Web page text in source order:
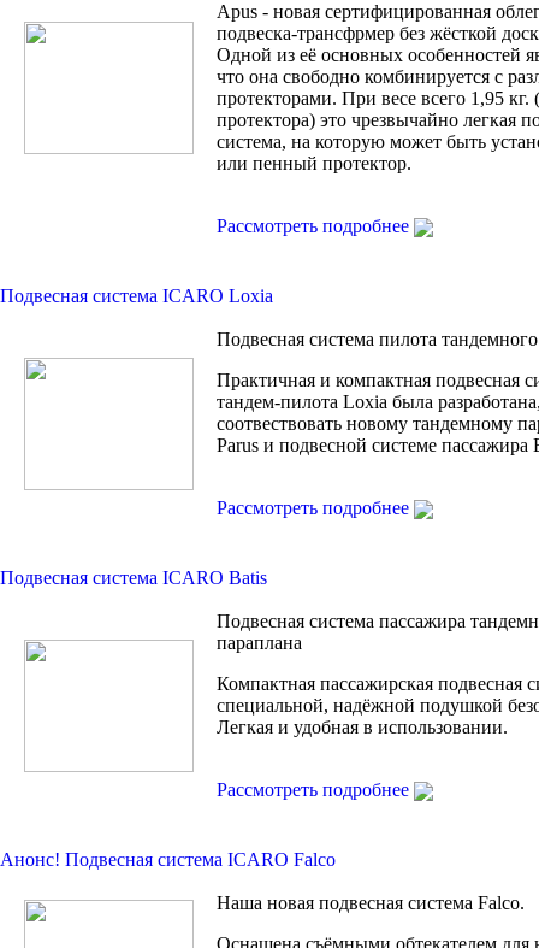
Apus - новая сертифицированная
подвеска-трансфрмер без жёсткой
Одной из её основных особенностей
что она свободно комбинируется с
протекторами. При весе всего 1,95 кг.
протектора) это чрезвычайно легкая
система, на которую может быть
или пенный протектор.
Рассмотреть подробнее
Подвесная система ICARO Loxia
Подвесная система пилота
Практичная и компактная подвесная
тандем-пилота Loxia была
соотвествовать новому тандемному
Parus и подвесной системе пассажира
Рассмотреть подробнее
Подвесная система ICARO Batis
Подвесная система пассажира
параплана
Компактная пассажирская подвесная
специальной, надёжной подушкой
Легкая и удобная в использовании.
Рассмотреть подробнее
Анонс! Подвесная сиcтема ICARO Falco
Наша новая подвесная система Falco.
Оснащена съёмными обтекателем для